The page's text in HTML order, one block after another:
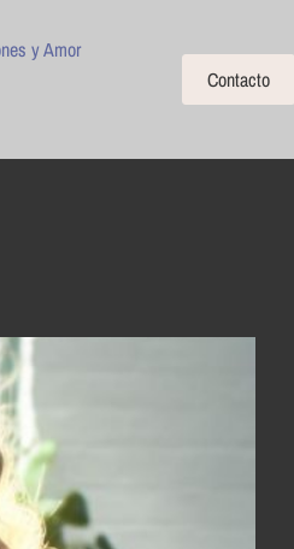
y Amor
Contacto